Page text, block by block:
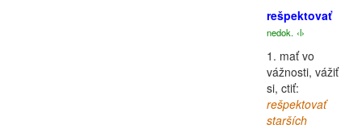
rešpektovať
nedok. ‹l›
1. mať vo
vážnosti, vážiť
si, ctiť:
rešpektovať
starších